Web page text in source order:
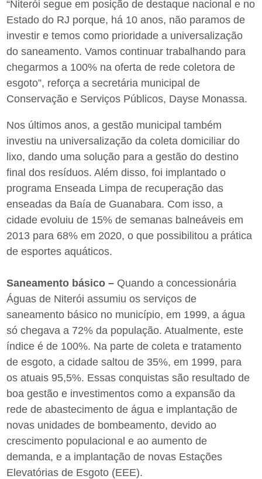
“Niterói segue em posição de destaque nacional e no
Estado do RJ porque, há 10 anos, não paramos de
investir e temos como prioridade a universalização
do saneamento. Vamos continuar trabalhando para
chegarmos a 100% na oferta de rede coletora de
esgoto”, reforça a secretária municipal de
Conservação e Serviços Públicos, Dayse Monassa.
Nos últimos anos, a gestão municipal também
investiu na universalização da coleta domiciliar do
lixo, dando uma solução para a gestão do destino
final dos resíduos. Além disso, foi implantado o
programa Enseada Limpa de recuperação das
enseadas da Baía de Guanabara. Com isso, a
cidade evoluiu de 15% de semanas balneáveis em
2013 para 68% em 2020, o que possibilitou a prática
de esportes aquáticos.
Saneamento básico – Quando a concessionária
Águas de Niterói assumiu os serviços de
saneamento básico no município, em 1999, a água
só chegava a 72% da população. Atualmente, este
índice é de 100%. Na parte de coleta e tratamento
de esgoto, a cidade saltou de 35%, em 1999, para
os atuais 95,5%. Essas conquistas são resultado de
boa gestão e investimentos como a expansão da
rede de abastecimento de água e implantação de
novas unidades de bombeamento, devido ao
crescimento populacional e ao aumento de
demanda, e a implantação de novas Estações
Elevatórias de Esgoto (EEE).